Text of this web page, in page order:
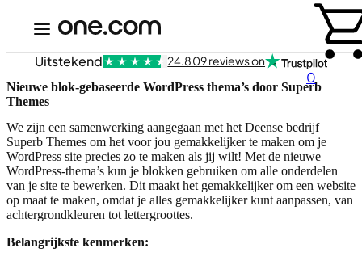
0
Uitstekend 24.809 reviews on
Nieuwe blok-gebaseerde WordPress thema’s door Superb
Themes
We zijn een samenwerking aangegaan met het Deense bedrijf
Superb Themes om het voor jou gemakkelijker te maken om je
WordPress site precies zo te maken als jij wilt! Met de nieuwe
WordPress-thema’s kun je blokken gebruiken om alle onderdelen
van je site te bewerken. Dit maakt het gemakkelijker om een website
op maat te maken, omdat je alles gemakkelijker kunt aanpassen, van
achtergrondkleuren tot lettergroottes.
Belangrijkste kenmerken: